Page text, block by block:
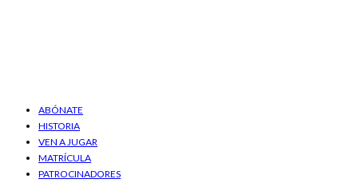
ABÓNATE
HISTORIA
VEN A JUGAR
MATRÍCULA
PATROCINADORES